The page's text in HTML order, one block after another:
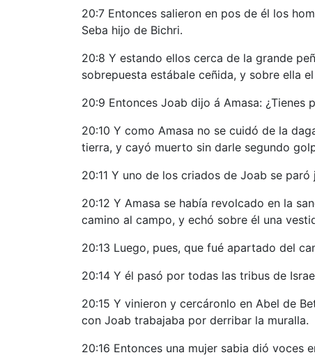
20:7 Entonces salieron en pos de él los
Seba hijo de Bichri.
20:8 Y estando ellos cerca de la grande
sobrepuesta estábale ceñida, y sobre ella
20:9 Entonces Joab dijo á Amasa:
20:10 Y como Amasa no se cuidó de la
tierra, y cayó muerto sin darle segundo
20:11 Y uno de los criados de Joab se
20:12 Y Amasa se había revolcado en la
camino al campo, y echó sobre él una
20:13 Luego, pues, que fué apartado del
20:14 Y él pasó por todas las tribus de
20:15 Y vinieron y cercáronlo en Abel de
con Joab trabajaba por derribar la muralla.
20:16 Entonces una mujer sabia dió voces